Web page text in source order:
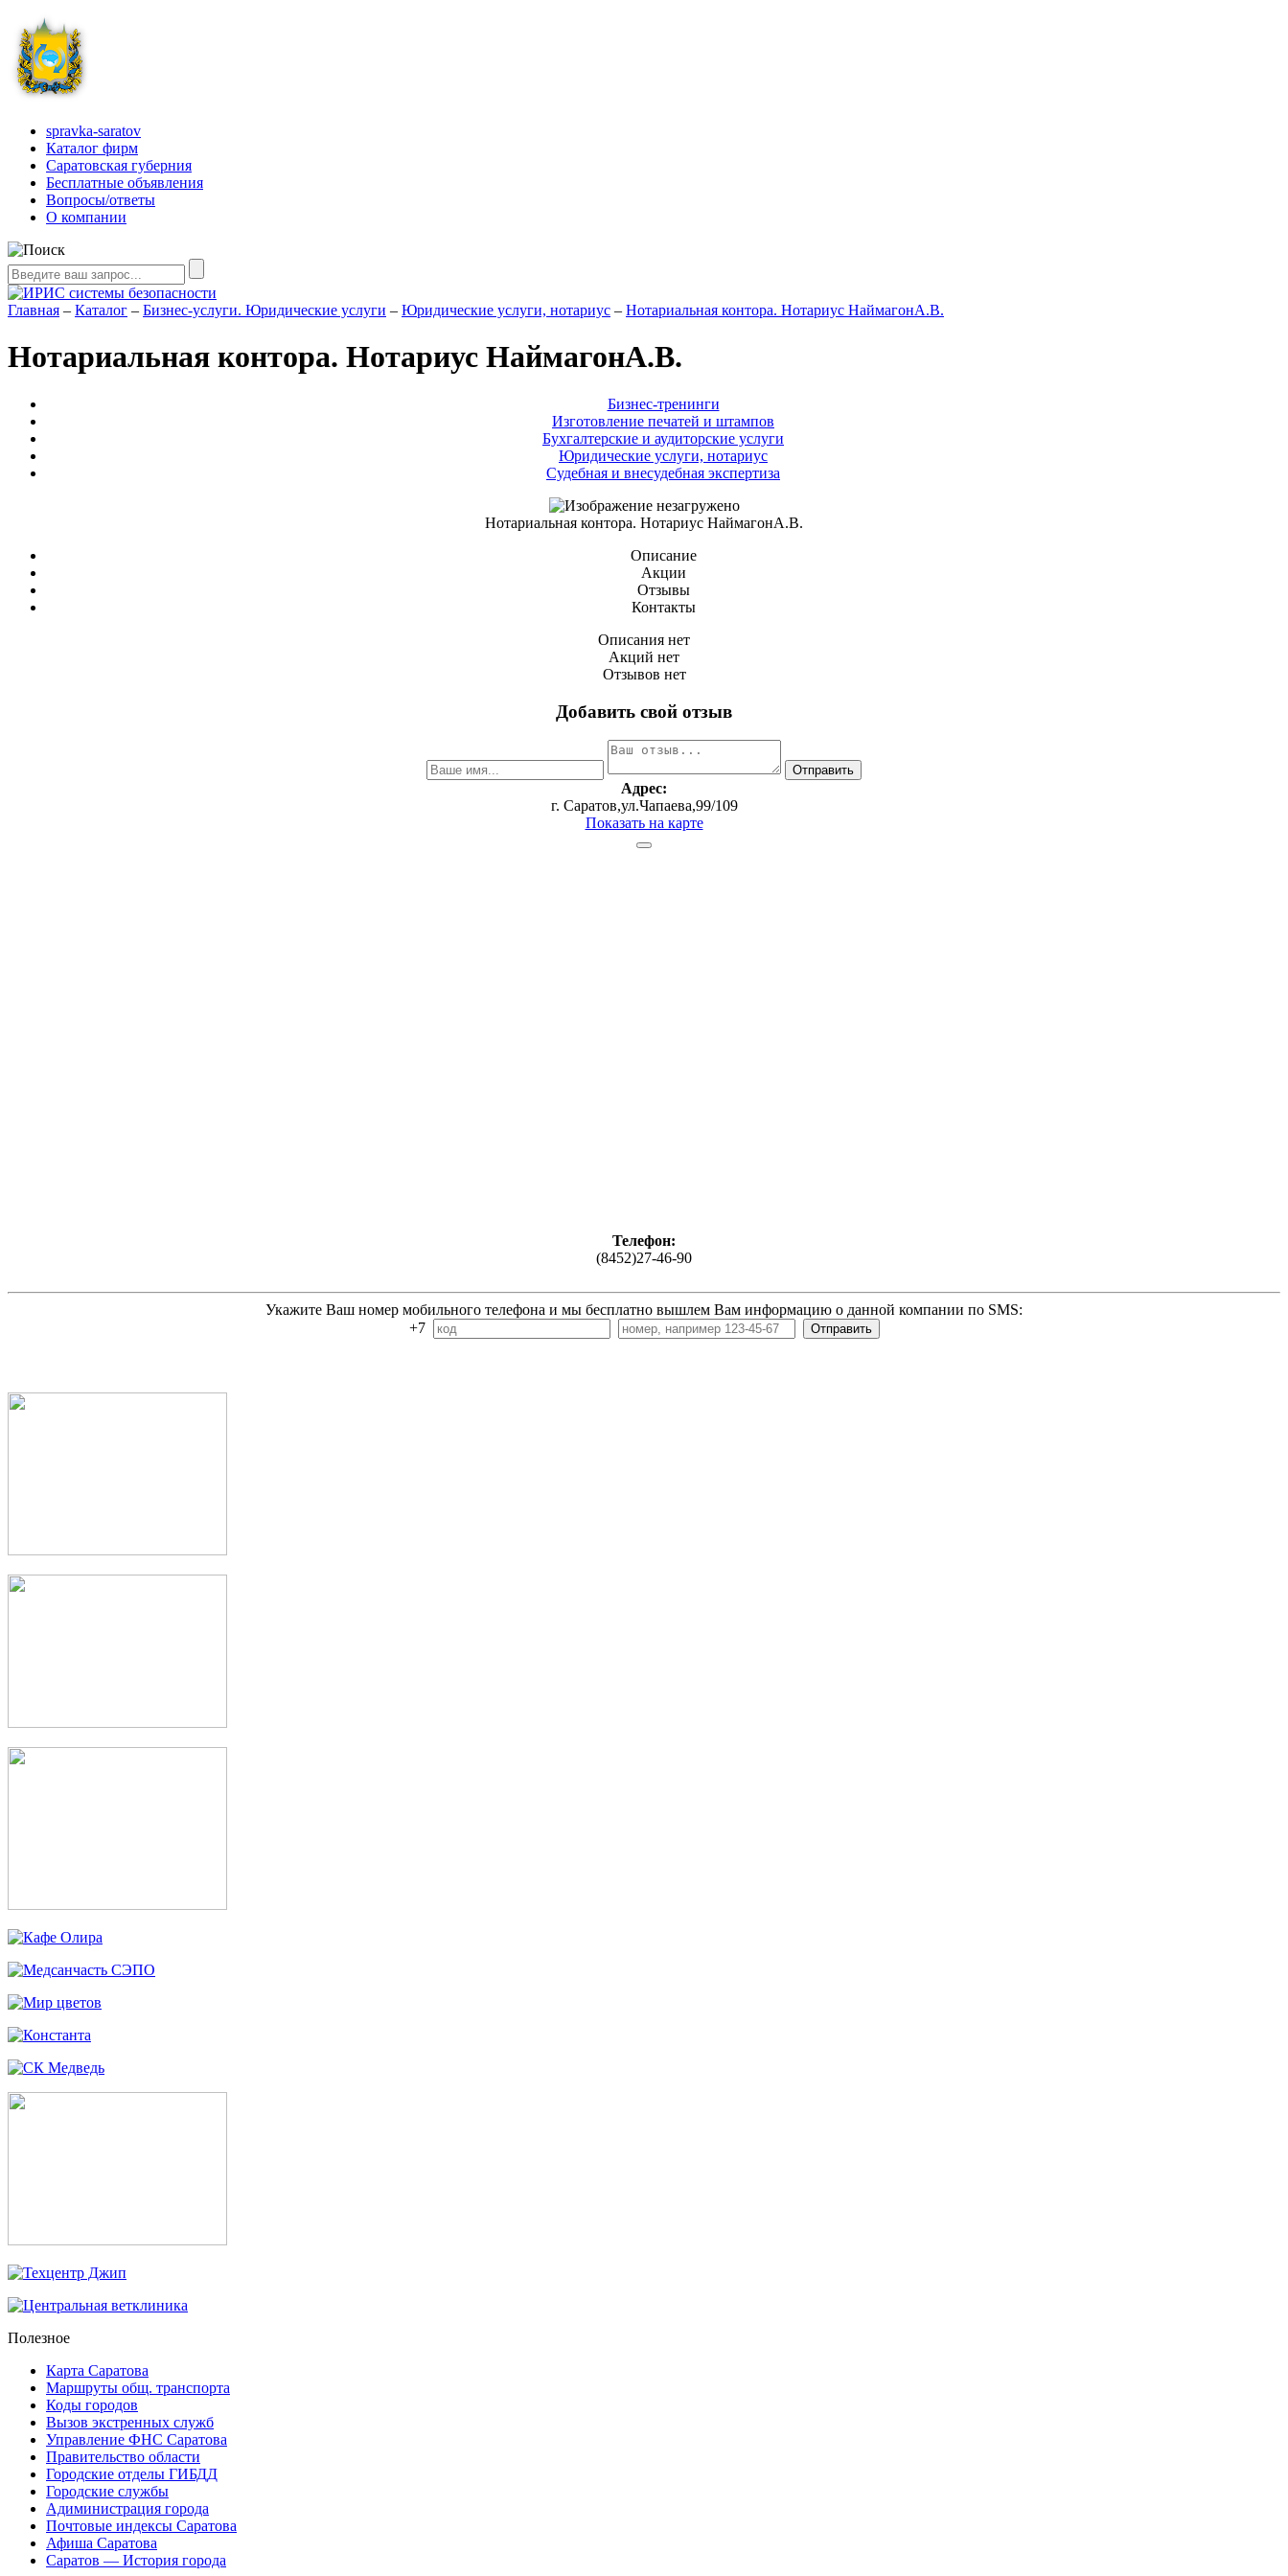
spravka-saratov
Каталог фирм
Саратовская губерния
Бесплатные объявления
Вопросы/ответы
О компании
Главная – Каталог – Бизнес-услуги. Юридические услуги – Юридические услуги, нотариус – Нотариальная контора. Нотариус НаймагонА.В.
Нотариальная контора. Нотариус НаймагонА.В.
Бизнес-тренинги
Изготовление печатей и штампов
Бухгалтерские и аудиторские услуги
Юридические услуги, нотариус
Судебная и внесудебная экспертиза
Нотариальная контора. Нотариус НаймагонА.В.
Описание
Акции
Отзывы
Контакты
Описания нет
Акций нет
Отзывов нет
Добавить свой отзыв
Адрес:
г. Саратов,ул.Чапаева,99/109
Показать на карте
Телефон:
(8452)27-46-90
Укажите Ваш номер мобильного телефона и мы бесплатно вышлем Вам информацию о данной компании по SMS:
+7
Полезное
Карта Саратова
Маршруты общ. транспорта
Коды городов
Вызов экстренных служб
Управление ФНС Саратова
Правительство области
Городские отделы ГИБДД
Городские службы
Адиминистрация города
Почтовые индексы Саратова
Афиша Саратова
Саратов — История города